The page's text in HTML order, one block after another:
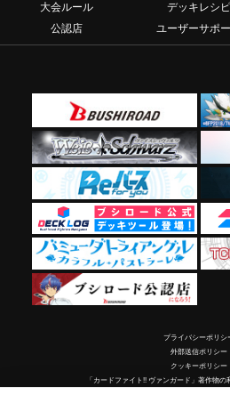
大会ルール
デッキレシピ
公認店
ユーザーサポ
プライバシーポリシ
外部送信ポリシー
クッキーポリシー
「カードファイト!! ヴァンガード」著作物